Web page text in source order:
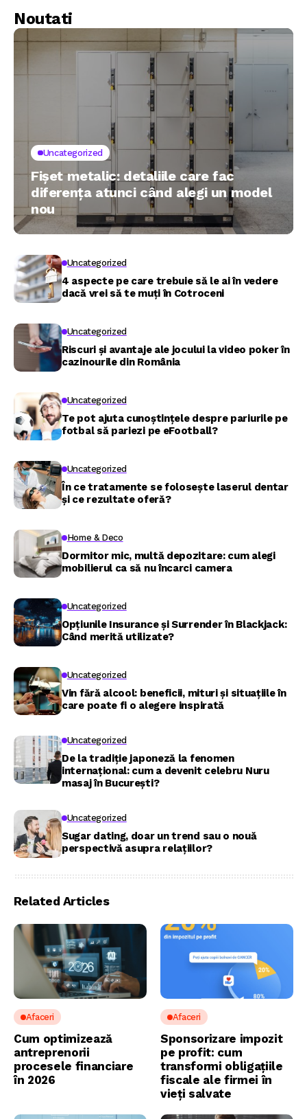
Noutati
Uncategorized
Fișet metalic: detaliile care fac
diferența atunci când alegi un model
nou
Uncategorized
4 aspecte pe care trebuie să le ai în vedere
dacă vrei să te muți în Cotroceni
Uncategorized
Riscuri și avantaje ale jocului la video poker în
cazinourile din România
Uncategorized
Te pot ajuta cunoștințele despre pariurile pe
fotbal să pariezi pe eFootball?
Uncategorized
În ce tratamente se folosește laserul dentar
și ce rezultate oferă?
Home & Deco
Dormitor mic, multă depozitare: cum alegi
mobilierul ca să nu încarci camera
Uncategorized
Opțiunile Insurance și Surrender în Blackjack:
Când merită utilizate?
Uncategorized
Vin fără alcool: beneficii, mituri și situațiile în
care poate fi o alegere inspirată
Uncategorized
De la tradiție japoneză la fenomen
internațional: cum a devenit celebru Nuru
masaj în București?
Uncategorized
Sugar dating, doar un trend sau o nouă
perspectivă asupra relațiilor?
Related Articles
Afaceri
Cum optimizează
antreprenorii
procesele financiare
în 2026
Afaceri
Sponsorizare impozit
pe profit: cum
transformi obligațiile
fiscale ale firmei în
vieți salvate